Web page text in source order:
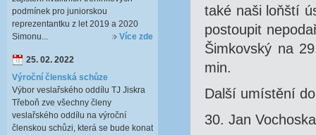
také naši loňští
postoupit
Šimkovský na
min.
Další umístění
30. Jan
podmínek pro juniorskou
reprezentantku z let 2019 a 2020
Simonu...
Více zde
25. 02. 2022
Výroční členská schůze
Výbor veslařského oddílu TJ Jiskra
Třeboň zve všechny členy
veslařského oddílu na výroční
členskou schůzi, která se bude konat